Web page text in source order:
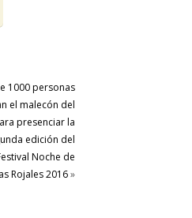
1000 personas
el malecón del
presenciar la
edición del
Noche de
Rojales 2016»